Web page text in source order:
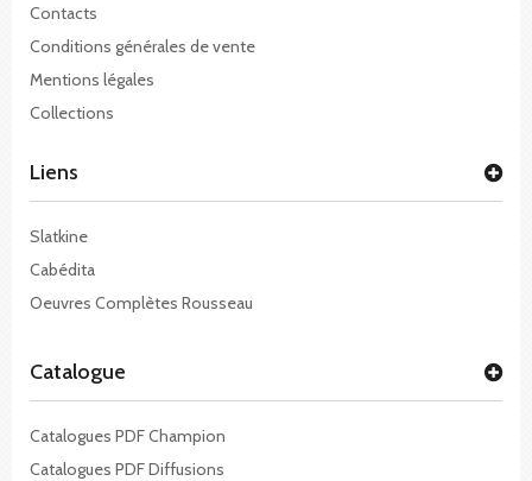
Contacts
Conditions générales de vente
Mentions légales
Collections
Liens
Slatkine
Cabédita
Oeuvres Complètes Rousseau
Catalogue
Catalogues PDF Champion
Catalogues PDF Diffusions